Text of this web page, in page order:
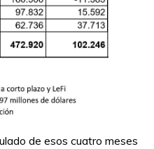
de esos cuatro meses